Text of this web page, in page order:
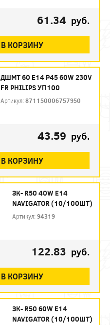
61.34 руб.
В КОРЗИНУ
ДШМТ 60 Е14 P45 60W 230V
FR PHILIPS УП100
Артикул:871150006757950
43.59 руб.
В КОРЗИНУ
ЗК- R50 40W E14
NAVIGATOR (10/100ШТ)
Артикул:94319
122.83 руб.
В КОРЗИНУ
ЗК- R50 60W E14
NAVIGATOR (10/100ШТ)